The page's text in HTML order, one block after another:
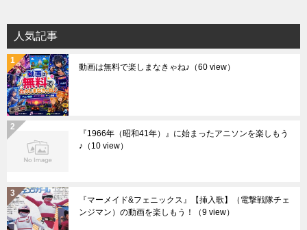
人気記事
動画は無料で楽しまなきゃね♪ （60 view）
『1966年（昭和41年）』に始まったアニソンを楽しもう
♪ （10 view）
『マーメイド&フェニックス』【挿入歌】（電撃戦隊チェ
ンジマン）の動画を楽しもう！
（9 view）